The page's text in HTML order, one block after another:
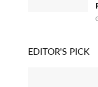
EDITOR'S PICK